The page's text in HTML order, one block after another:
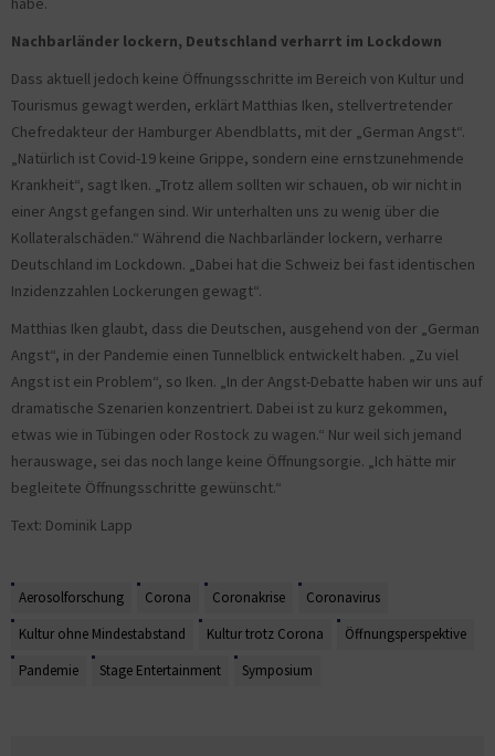
Nachbarländer lockern, Deutschland verharrt im Lockdown
Dass aktuell jedoch keine Öffnungsschritte im Bereich von Kultur und
Tourismus gewagt werden, erklärt Matthias Iken, stellvertretender
Chefredakteur der Hamburger Abendblatts, mit der „German Angst“.
„Natürlich ist Covid-19 keine Grippe, sondern eine ernstzunehmende
Krankheit“, sagt Iken. „Trotz allem sollten wir schauen, ob wir nicht in
einer Angst gefangen sind. Wir unterhalten uns zu wenig über die
Kollateralschäden.“ Während die Nachbarländer lockern, verharre
Deutschland im Lockdown. „Dabei hat die Schweiz bei fast identischen
Inzidenzzahlen Lockerungen gewagt“.
Matthias Iken glaubt, dass die Deutschen, ausgehend von der „German
Angst“, in der Pandemie einen Tunnelblick entwickelt haben. „Zu viel
Angst ist ein Problem“, so Iken. „In der Angst-Debatte haben wir uns auf
dramatische Szenarien konzentriert. Dabei ist zu kurz gekommen,
etwas wie in Tübingen oder Rostock zu wagen.“ Nur weil sich jemand
herauswage, sei das noch lange keine Öffnungsorgie. „Ich hätte mir
begleitete Öffnungsschritte gewünscht.“
Text: Dominik Lapp
Aerosolforschung Corona Coronakrise
Coronavirus
Kultur ohne Mindestabstand
Kultur trotz Corona
Öffnungsperspektive
Pandemie
Stage Entertainment Symposium